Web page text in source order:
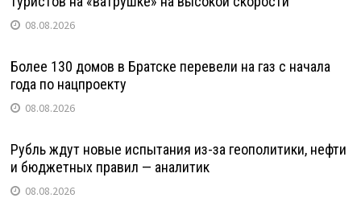
08.08.2026
Более 130 домов в Братске перевели на газ с начала
года по нацпроекту
08.08.2026
Рубль ждут новые испытания из-за геополитики, нефти
и бюджетных правил — аналитик
08.08.2026